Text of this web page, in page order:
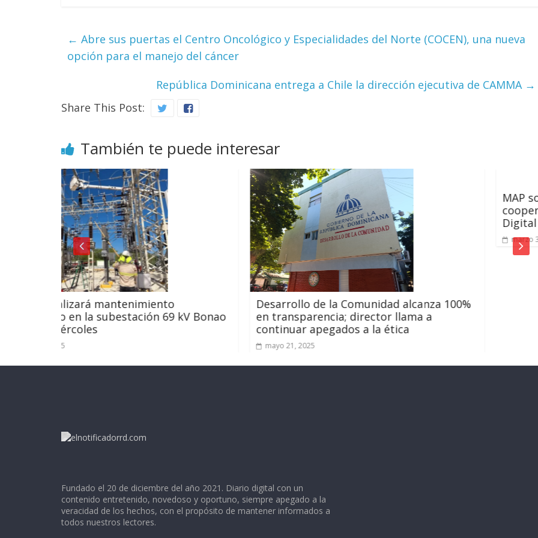
← Abre sus puertas el Centro Oncológico y Especialidades del Norte (COCEN), una nueva
opción para el manejo del cáncer
República Dominicana entrega a Chile la dirección ejecutiva de CAMMA →
Share This Post:
También te puede interesar
69 kV Bonao
Desarrollo de la Comunidad alcanza 100%
en transparencia; director llama a
continuar apegados a la ética
MAP solicita a Emiratos Árabes
cooperación para proyectos de la
Digital 2030
marzo 31, 2022
Fundado el 20 de diciembre del año 2021. Diario digital con un
contenido entretenido, novedoso y oportuno, siempre apegado a la
veracidad de los hechos, con el propósito de mantener informados a
todos nuestros lectores.